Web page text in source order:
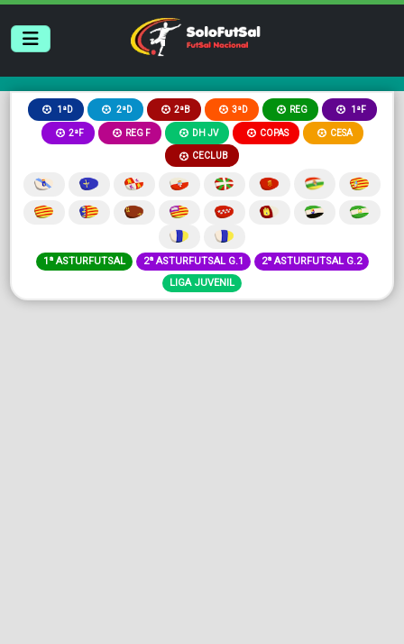
1ªD 2ªD 2ªB 3ªD REG 1ªF
2ªF REG F DH JV COPAS CESA
CECLUB
1ª ASTURFUTSAL 2ª ASTURFUTSAL G.1
2ª ASTURFUTSAL G.2
LIGA JUVENIL